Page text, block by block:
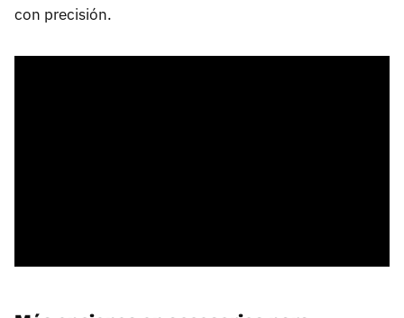
con precisión.